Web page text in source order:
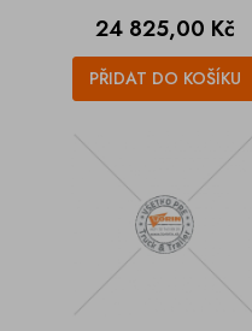
Cena
24 825,00 Kč
PŘIDAT DO KOŠÍKU